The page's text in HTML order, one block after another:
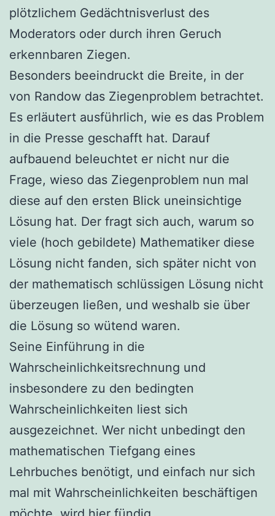
plötzlichem Gedächtnisverlust des
Moderators oder durch ihren Geruch
erkennbaren Ziegen.
Besonders beeindruckt die Breite, in der
von Randow das Ziegenproblem betrachtet.
Es erläutert ausführlich, wie es das Problem
in die Presse geschafft hat. Darauf
aufbauend beleuchtet er nicht nur die
Frage, wieso das Ziegenproblem nun mal
diese auf den ersten Blick uneinsichtige
Lösung hat. Der fragt sich auch, warum so
viele (hoch gebildete) Mathematiker diese
Lösung nicht fanden, sich später nicht von
der mathematisch schlüssigen Lösung nicht
überzeugen ließen, und weshalb sie über
die Lösung so wütend waren.
Seine Einführung in die
Wahrscheinlichkeitsrechnung und
insbesondere zu den bedingten
Wahrscheinlichkeiten liest sich
ausgezeichnet. Wer nicht unbedingt den
mathematischen Tiefgang eines
Lehrbuches benötigt, und einfach nur sich
mal mit Wahrscheinlichkeiten beschäftigen